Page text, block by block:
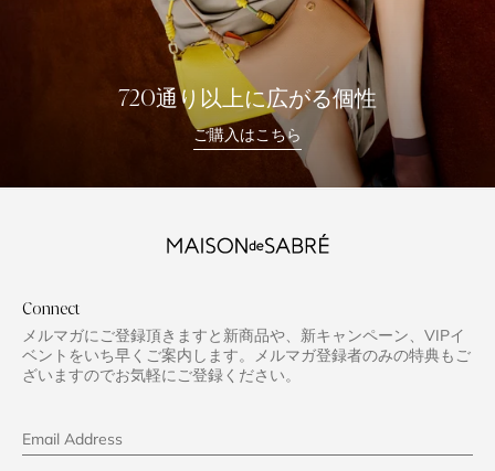
720通り以上に広がる個性
ご購入はこちら
Connect
メルマガにご登録頂きますと新商品や、新キャンペーン、VIPイ
ベントをいち早くご案内します。メルマガ登録者のみの特典もご
ざいますのでお気軽にご登録ください。
Email Address